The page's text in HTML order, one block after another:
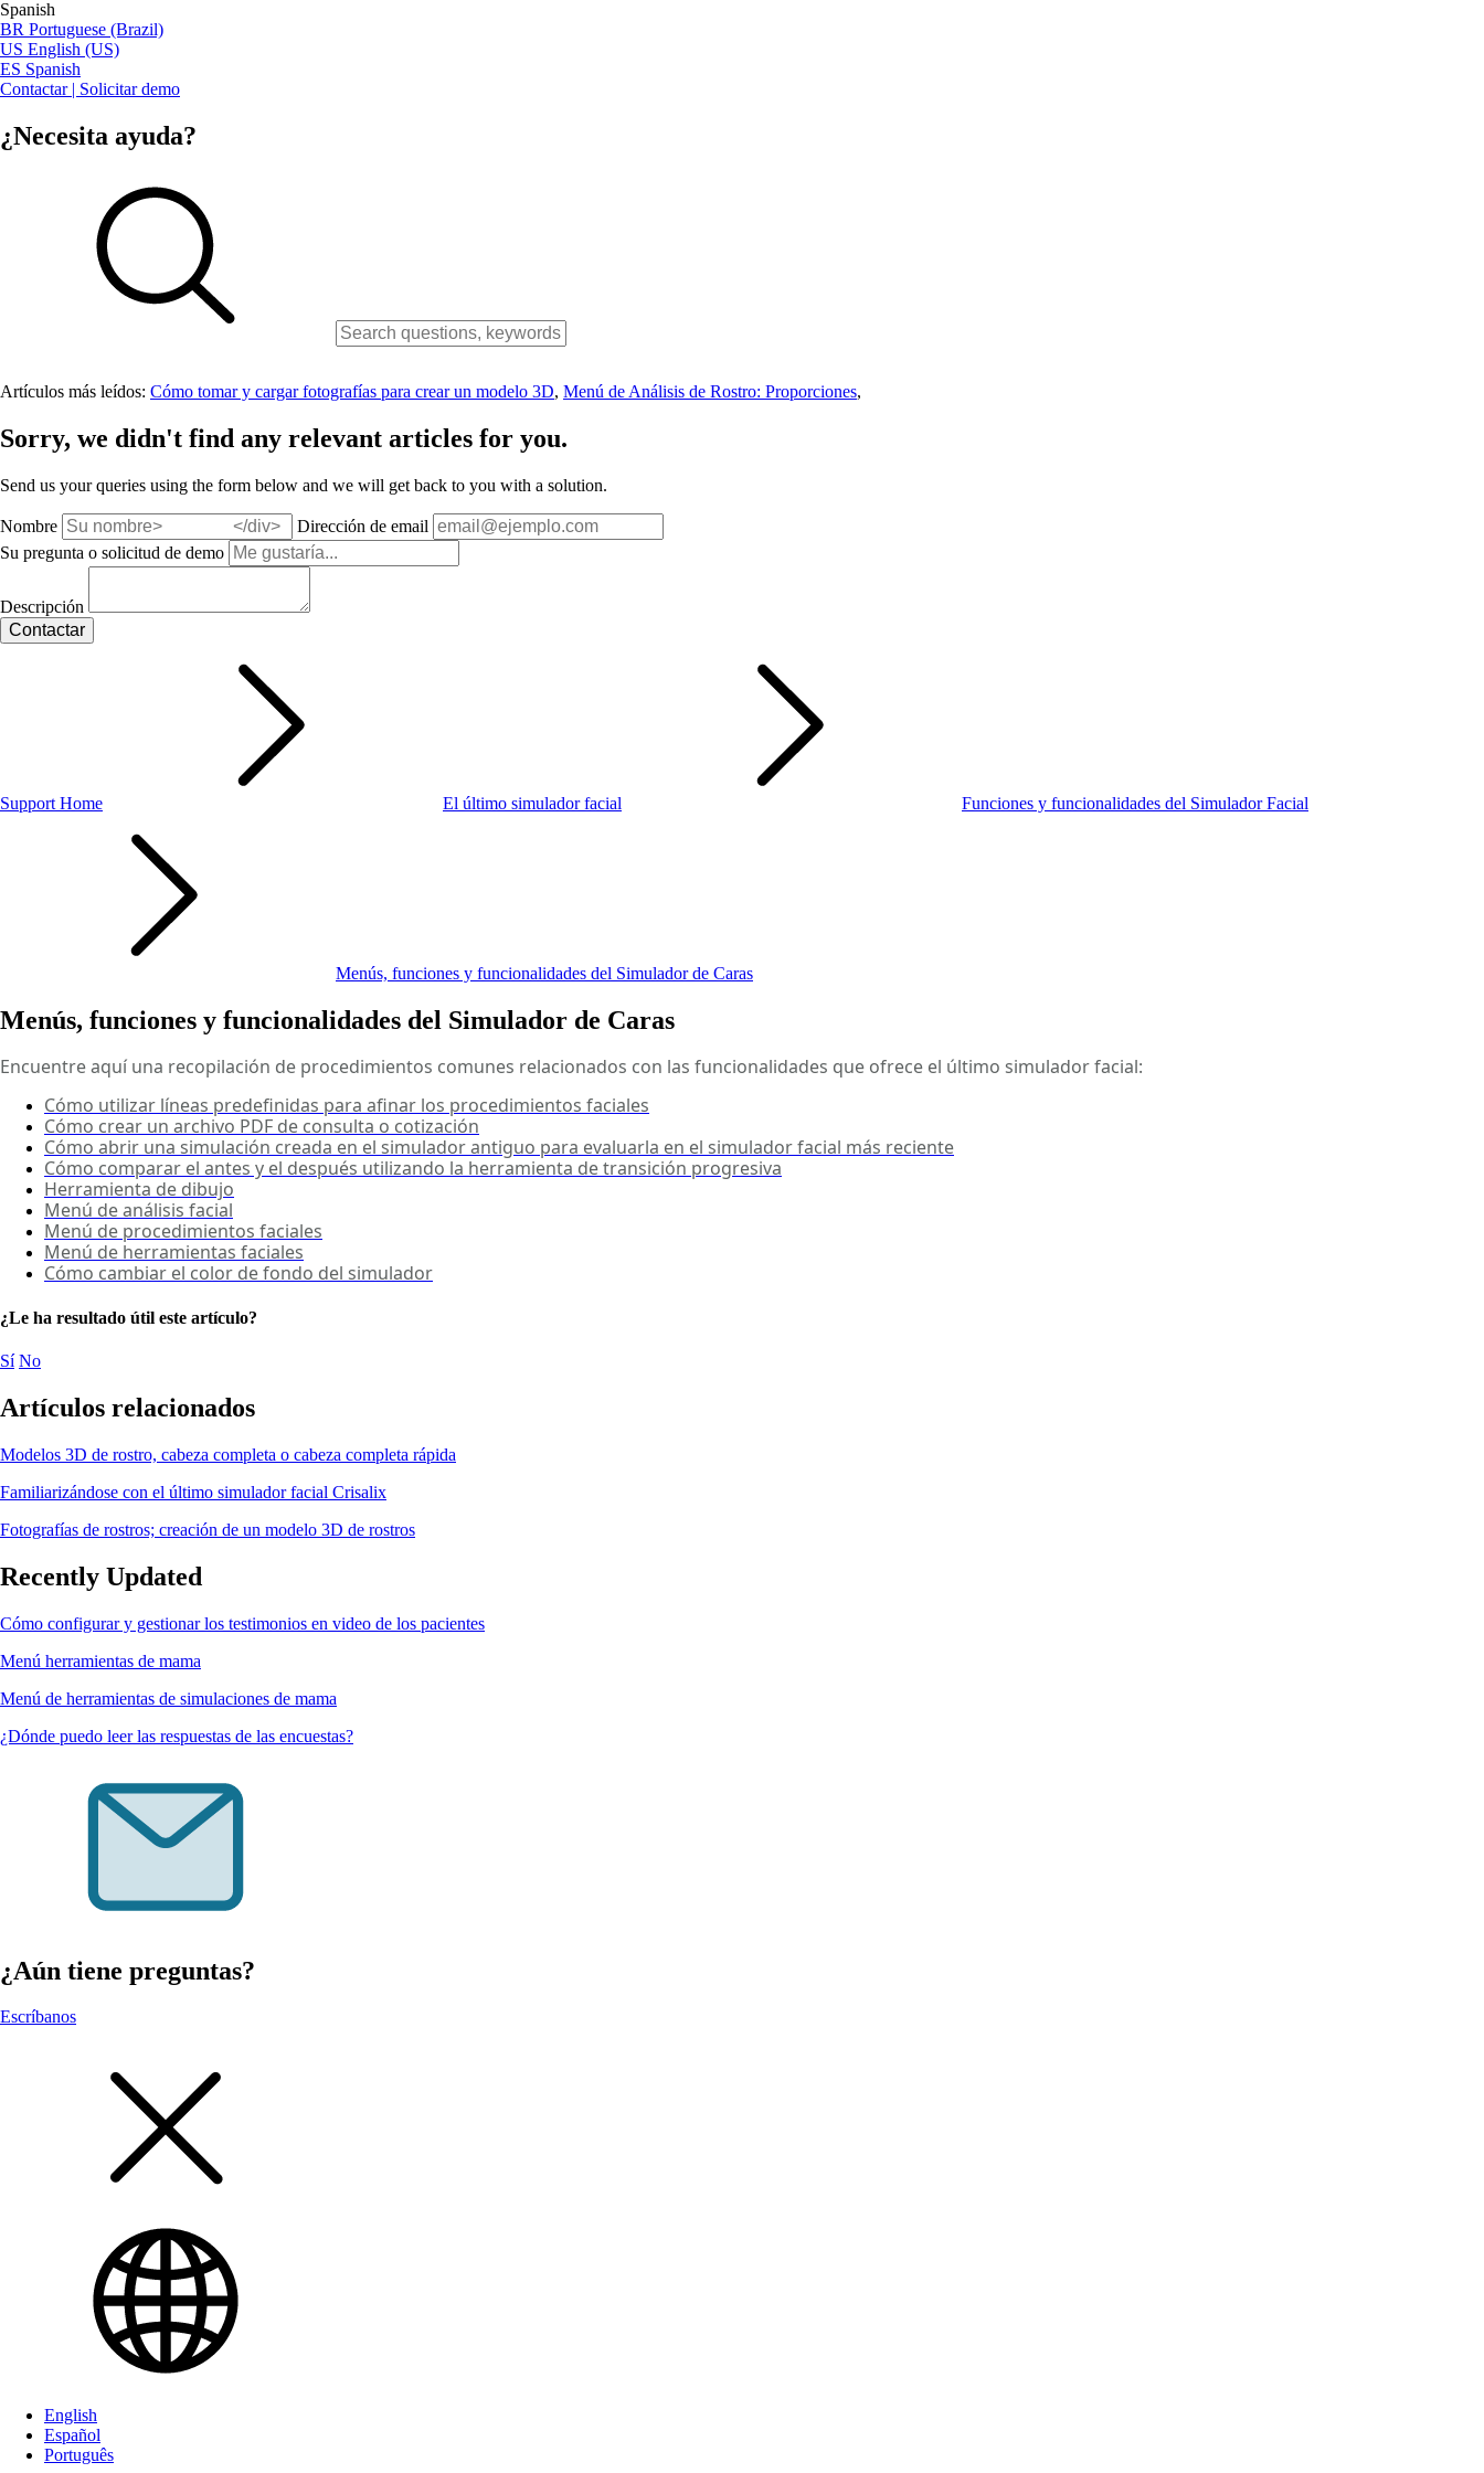
Spanish
BR Portuguese (Brazil)
US English (US)
ES Spanish
Contactar | Solicitar demo
¿Necesita ayuda?
Artículos más leídos: Cómo tomar y cargar fotografías para crear un modelo 3D, Menú de Análisis de Rostro: Proporciones,
Sorry, we didn't find any relevant articles for you.
Send us your queries using the form below and we will get back to you with a solution.
Nombre
Dirección de email
Su pregunta o solicitud de demo
Descripción
Support Home El último simulador facial Funciones y funcionalidades del Simulador Facial
Menús, funciones y funcionalidades del Simulador de Caras
Menús, funciones y funcionalidades del Simulador de Caras
Encuentre aquí una recopilación de procedimientos comunes relacionados con las funcionalidades que ofrece el último simulador facial:
Cómo utilizar líneas predefinidas para afinar los procedimientos faciales
Cómo crear un archivo PDF de consulta o cotización
Cómo abrir una simulación creada en el simulador antiguo para evaluarla en el simulador facial más reciente
Cómo comparar el antes y el después utilizando la herramienta de transición progresiva
Herramienta de dibujo
Menú de análisis facial
Menú de procedimientos faciales
Menú de herramientas faciales
Cómo cambiar el color de fondo del simulador
¿Le ha resultado útil este artículo?
Sí No
Artículos relacionados
Modelos 3D de rostro, cabeza completa o cabeza completa rápida
Familiarizándose con el último simulador facial Crisalix
Fotografías de rostros; creación de un modelo 3D de rostros
Recently Updated
Cómo configurar y gestionar los testimonios en video de los pacientes
Menú herramientas de mama
Menú de herramientas de simulaciones de mama
¿Dónde puedo leer las respuestas de las encuestas?
¿Aún tiene preguntas?
Escríbanos
English
Español
Português